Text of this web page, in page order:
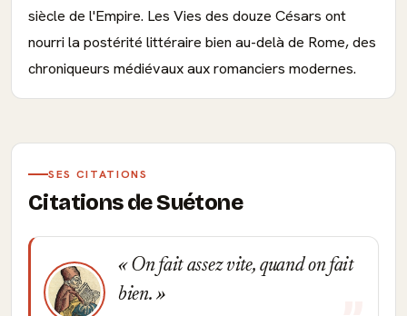
siècle de l'Empire. Les Vies des douze Césars ont
nourri la postérité littéraire bien au-delà de Rome, des
chroniqueurs médiévaux aux romanciers modernes.
SES CITATIONS
Citations de Suétone
On fait assez vite, quand on fait
bien.